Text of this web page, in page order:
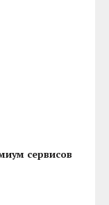
сервисов